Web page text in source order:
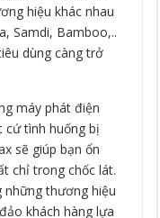
hiệu khác nhau
Samdi, Bamboo,..
dùng càng trở
máy phát điện
cứ tình huống bị
sẽ giúp bạn ổn
chỉ trong chốc lát.
những thương hiệu
khách hàng lựa